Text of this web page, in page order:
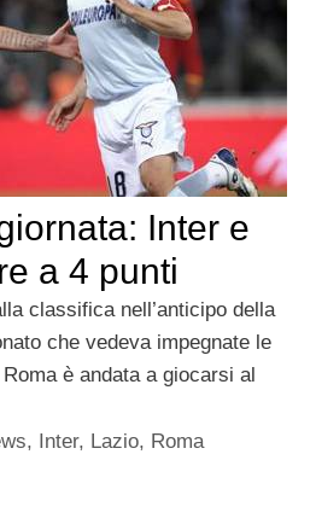
Inter e
a 4 punti
classifica nell’anticipo della
che vedeva impegnate le
è andata a giocarsi al
, Inter, Lazio, Roma